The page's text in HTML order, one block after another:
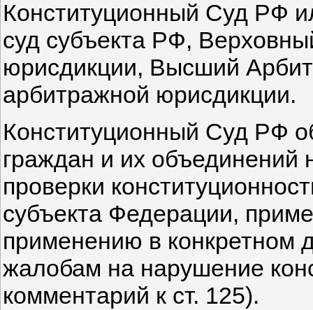
Конституционный Суд РФ
суд субъекта РФ,
юрисдикции, Высший
арбитражной юрисдикции.
Конституционный Суд РФ
граждан и их объединений
проверки
субъекта Федерации,
применению в конкретном
жалобам на нарушение
комментарий к ст. 125).